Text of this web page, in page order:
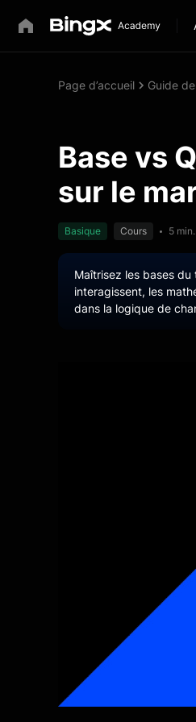
Page d’accueil Guide
Base vs
sur le
Basique Cours 5 min.
Maîtrisez les bases
interagissent, les
dans la logique de